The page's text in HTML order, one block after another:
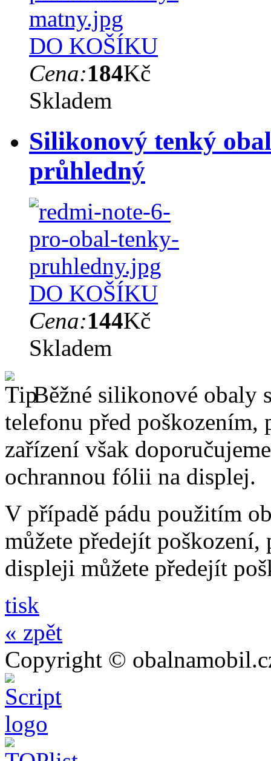
DO KOŠÍKU
Cena:184Kč
Skladem
Silikonový tenký
průhledný
DO KOŠÍKU
Cena:144Kč
Skladem
Běžné silikonové obaly
telefonu před poškozením,
zařízení však
ochrannou fólii na displej.
V případě pádu použitím
můžete předejít
displeji můžete předejít
tisk
« zpět
Copyright ©